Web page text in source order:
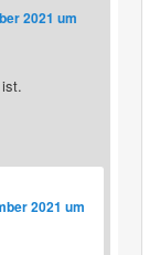
2021 um
2021 um